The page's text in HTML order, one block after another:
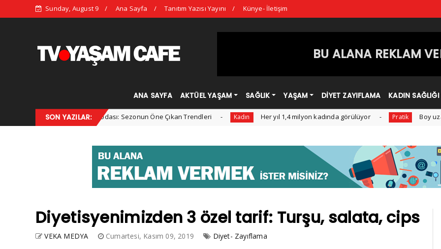
Sunday, August 9 Ana Sayfa Tanıtım Yazısı Yayını Künye- İletişim
BU ALANA REKLAM
ANA SAYFA AKTÜEL YAŞAM SAĞLIK YAŞAM DİYET ZAYIFLAMA KADIN SAĞLIĞI
SON YAZILAR:
2025 Kış Modası: Sezonun Öne Çıkan Trendleri Kadın Her yıl 1,4 milyon kadında görülüyor Pratik Boy uzamasına
Diyetisyenimizden 3 özel tarif: Turşu, salata, cips
VEKA MEDYA Cumartesi, Kasım 09, 2019 Diyet- Zayıflama